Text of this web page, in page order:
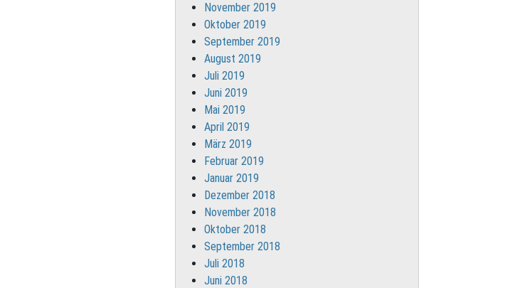
November 2019
Oktober 2019
September 2019
August 2019
Juli 2019
Juni 2019
Mai 2019
April 2019
März 2019
Februar 2019
Januar 2019
Dezember 2018
November 2018
Oktober 2018
September 2018
Juli 2018
Juni 2018